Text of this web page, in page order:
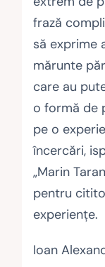
frază
să exprime
mărunte
care au
o formă de
pe o
încercări,
„Marin
pentru
experiențe.
Ioan